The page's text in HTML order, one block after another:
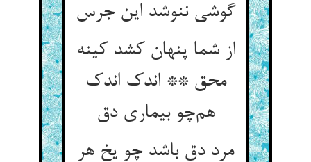
گوشی ننوشد این جرس
از شما پنهان کشد کینه
محق ** اندک اندک
هم‌چو بیماری دق
مرد دق باشد چو یخ هر